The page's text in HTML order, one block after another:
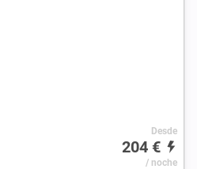
Desde
204 €
/ noche